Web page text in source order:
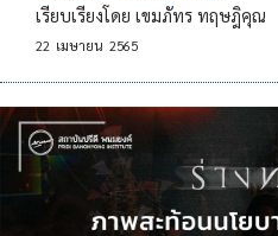
เรียบเรียงโดย เขมภัทร ทฤษฎิคุณ
22 เมษายน 2565